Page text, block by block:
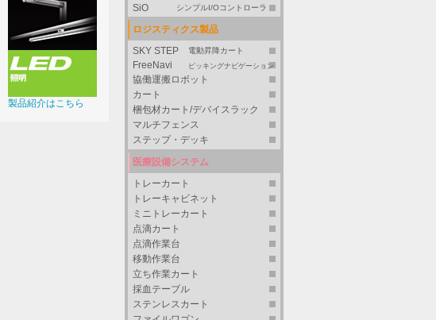
製品紹介はこちら
SiO シンプルI/Oコントローラ
ロジスティクス製品
SKY STEP
電動昇降カート
FreeNavi ピッキングナビゲーション
協働運搬ロボット
カート
梱包材カート/デバイスラック
マルチフェンス
ステップ・デッキ
医療設備システム
トレーカート
トレーキャビネット
ミニトレーカート
点滴カート
点滴作業台
移動作業台
立ち作業カート
採血テーブル
ステンレスカート